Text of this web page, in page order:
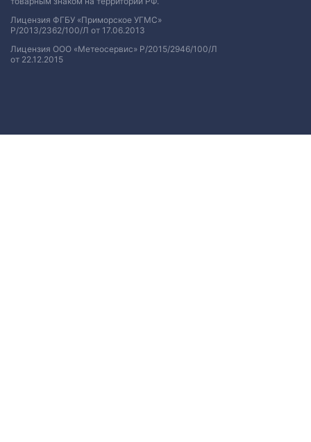
Лицензия ФГБУ «Приморское УГМС»
Р/2013/2362/100/Л от 17.06.2013
Лицензия ООО «Метеосервис» Р/2015/2946/100/Л
от 22.12.2015